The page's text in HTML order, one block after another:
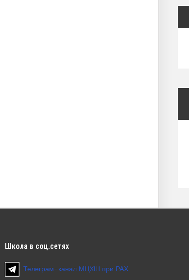
Школа в соц.сетях
Телеграм-канал МЦХШ при РАХ